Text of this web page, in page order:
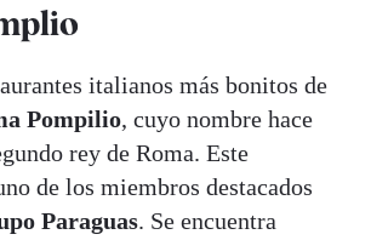
italianos más bonitos de
Pompilio, cuyo nombre hace
rey de Roma. Este
de los miembros destacados
Paraguas. Se encuentra